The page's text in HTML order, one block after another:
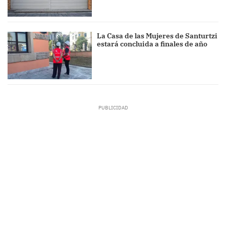
La Casa de las Mujeres de Santurtzi
estará concluida a finales de año